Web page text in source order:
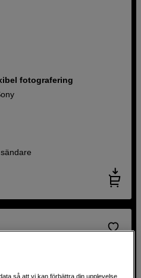
fotografering
så att vi kan förbättra din upplevelse